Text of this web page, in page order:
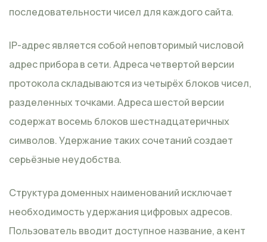
последовательности чисел для каждого сайта.
IP-адрес является собой неповторимый числовой
адрес прибора в сети. Адреса четвертой версии
протокола складываются из четырёх блоков чисел,
разделенных точками. Адреса шестой версии
содержат восемь блоков шестнадцатеричных
символов. Удержание таких сочетаний создает
серьёзные неудобства.
Структура доменных наименований исключает
необходимость удержания цифровых адресов.
Пользователь вводит доступное название, а кент